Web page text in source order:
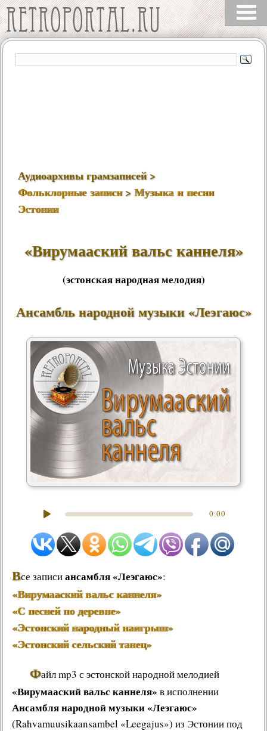
Аудиоархивы грамзаписей >
Фольклорные записи>Музыка и песни
Эстонии
«Вирумааский вальс каннеля»
(эстонская народная мелодия)
Ансамбль народной музыки «Леэгаюс»
0:00
Все записиансамбля «Леэгаюс»:
«Вирумааский вальс каннеля»
«С песней по деревне»
«Эстонский народный наигрыш»
«Эстонский сельский танец»
Файл mp3 с эстонской народной мелодией
«Вирумааский вальс каннеля» в исполнении
Ансамбля народной музыки «Леэгаюс»
(Rahvamuusikaansambel «Leegajus») из Эстонии под